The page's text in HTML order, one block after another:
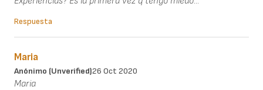
Respuesta
Maria
Anónimo (unverified)26 Oct 2020
Maria